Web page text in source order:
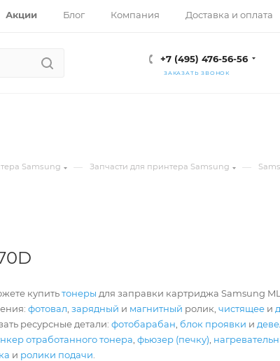
Акции Блог Компания Доставка и оплата
+7 (495) 476-56-56
ЗАКАЗАТЬ ЗВОНОК
Samsung — Запчасти для принтера Samsung —
купитьтонеры для заправки картриджа Samsung
фотовал ,зарядный и магнитный ролик,чистящее и
ресурсные детали:фотобарабан блок проявки и
отработанного тонера ,фьюзер (печку)
и ролики подачи